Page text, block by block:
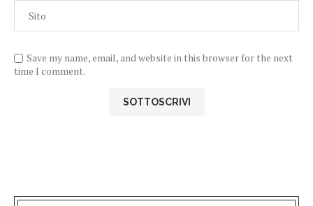
Save my name, email, and website in this browser for the next
time I comment.